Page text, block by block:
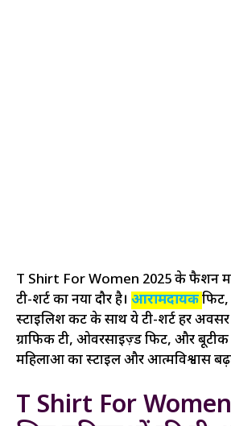
T Shirt For Women 2025 के फैशन में
टी-शर्ट का नया दौर है। आरामदायकफिट,
स्टाइलिश कट के साथ ये टी-शर्ट हर
ग्राफिक टी, ओवरसाइज़्ड फिट, और
महिलाओं का स्टाइल और आत्मविश्वास
T Shirt For